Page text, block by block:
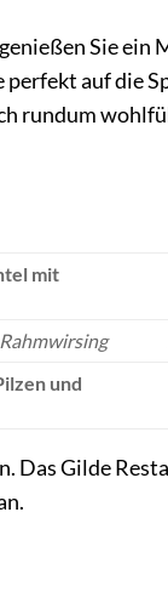
Sie ein
auf die
rundum
mit
und
Das Gilde